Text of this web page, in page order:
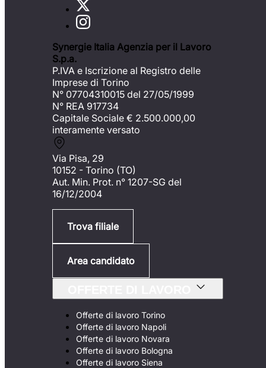
Synergie Italia Agenzia per il Lavoro
S.p.a.
P.IVA e Iscrizione al Registro delle
Imprese di Torino
N° 07704310015 del 27/05/1999
N° REA 917734
Capitale Sociale € 2.500.000,00
interamente versato
Via Pisa, 29
10152 - Torino (TO)
Aut. Min. Prot. n° 1207-SG del
16/12/2004
Trova filiale
Area candidato
Offerte di lavoro Torino
Offerte di lavoro Napoli
Offerte di lavoro Novara
Offerte di lavoro Bologna
Offerte di lavoro Siena